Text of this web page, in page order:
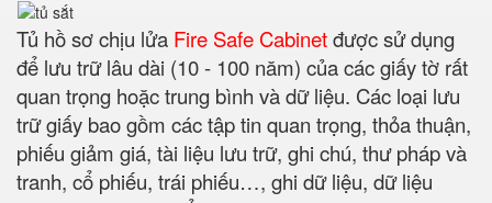
Tủ hồ sơ chịu lửa Fire Safe Cabinetđược sử dụng
để lưu trữ lâu dài (10 - 100 năm) của các giấy tờ rất
quan trọng hoặc trung bình và dữ liệu. Các loại lưu
trữ giấy bao gồm các tập tin quan trọng, thỏa thuận,
phiếu giảm giá, tài liệu lưu trữ, ghi chú, thư pháp và
tranh, cổ phiếu, trái phiếu…, ghi dữ liệu, dữ liệu